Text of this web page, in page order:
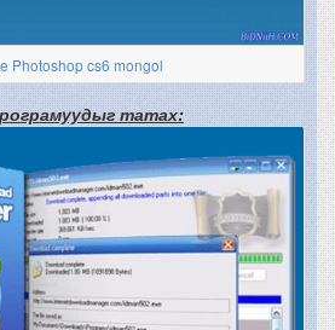
Photoshop cs6 mongol
татах: